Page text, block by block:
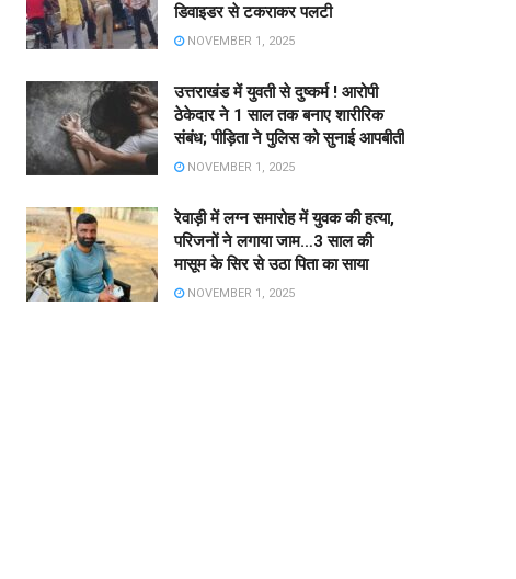
डिवाइडर से टकराकर पलटी
NOVEMBER 1, 2025
उत्तराखंड में युवती से दुष्कर्म ! आरोपी
ठेकेदार ने 1 साल तक बनाए शारीरिक
संबंध; पीड़िता ने पुलिस को सुनाई आपबीती
NOVEMBER 1, 2025
रेवाड़ी में लग्न समारोह में युवक की हत्या,
परिजनों ने लगाया जाम…3 साल की
मासूम के सिर से उठा पिता का साया
NOVEMBER 1, 2025